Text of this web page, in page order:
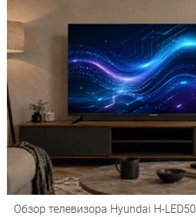
Обзор телевизора Hyundai H-